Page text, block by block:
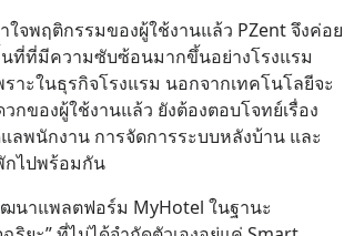
ใจพฤติกรรมของผู้ใช้งานแล้ว PZent จึงค่อย
ที่ที่มีความซับซ้อนมากขึ้นอย่างโรงแรม
าะในธุรกิจโรงแรม นอกจากเทคโนโลยีจะ
กของผู้ใช้งานแล้ว ยังต้องตอบโจทย์เรื่อง
ลพนักงาน การจัดการระบบหลังบ้าน และ
กไปพร้อมกัน
นาแพลตฟอร์ม MyHotel ในฐานะ